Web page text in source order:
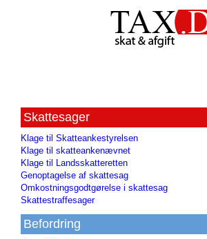
Skattesager
Klage til Skatteankestyrelsen
Klage til skatteankenævnet
Klage til Landsskatteretten
Genoptagelse af skattesag
Omkostningsgodtgørelse i skattesag
Skattestraffesager
Befordring